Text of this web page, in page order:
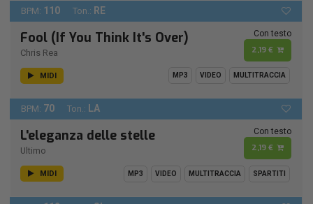
BPM: 110 Ton.: RE
Fool (If You Think It's Over)
Chris Rea
Con testo
2,19 €
MIDI MP3 VIDEO MULTITRACCIA
BPM: 70 Ton.: LA
L'eleganza delle stelle
Ultimo
Con testo
2,19 €
MIDI MP3 VIDEO MULTITRACCIA SPARTITI